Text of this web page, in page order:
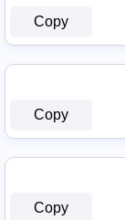
Copy
Copy
Copy